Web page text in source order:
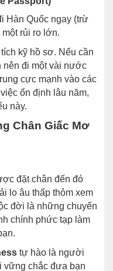
Hàn Quốc ngay (trừ
rủi ro lớn.
kỹ hồ sơ. Nếu cần
nên đi một vài nước
cực mạnh vào các
ổn định lâu năm,
này.
Chân Giấc Mơ
đặt chân đến đó
lo âu thấp thỏm xem
đời là những chuyến
chính phức tạp làm
tự hào là người
vững chắc đưa bạn